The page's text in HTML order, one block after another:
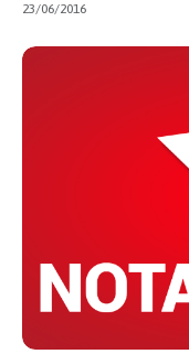
23/06/2016